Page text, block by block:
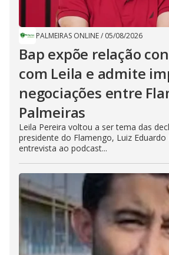
PALMEIRAS ONLINE/ 05/08/2026
Bap expõe relação
com Leila e admite
negociações entre
Palmeiras
Leila Pereira voltou a ser tema das
presidente do Flamengo, Luiz
entrevista ao podcast...